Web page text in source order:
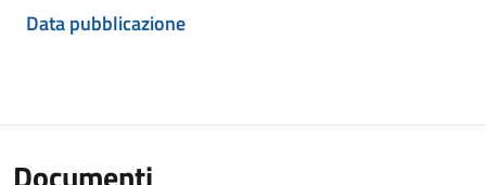
Data pubblicazione